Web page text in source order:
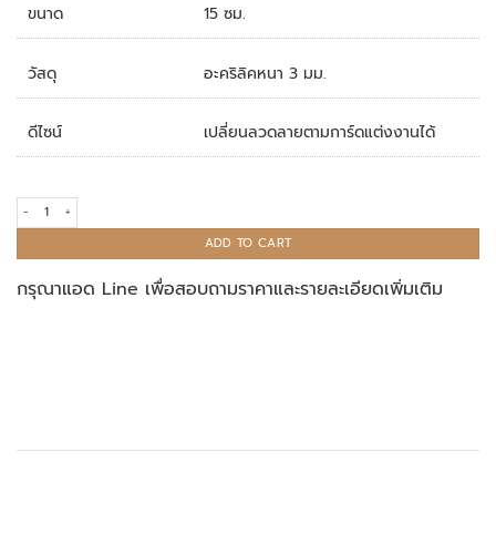
ขนาด 15 ซม.
วัสดุ อะคริลิคหนา 3 มม.
ดีไซน์ เปลี่ยนลวดลายตามการ์ดแต่งงานได้
ของตกแต่ง สแตนดี้อะคริลิค quantity
ADD TO CART
กรุณาแอด Line เพื่อสอบถามราคาและรายละเอียดเพิ่มเติม